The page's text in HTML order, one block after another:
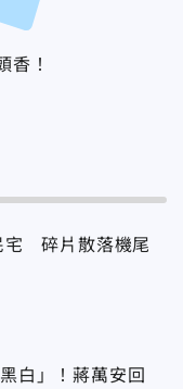
香！
宅 碎片散落機尾
白」！蔣萬安回